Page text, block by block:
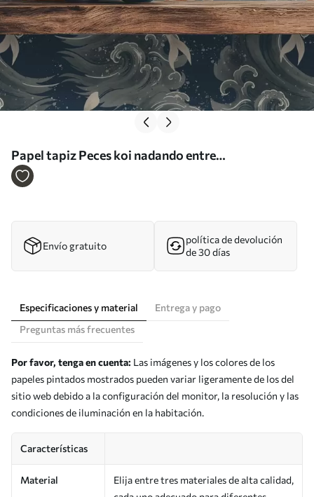
Papel tapiz Peces koi nadando entre
espectaculares olas oceánicas Nr. a01019
Envío gratuito
política de devolución
de 30 días
Especificaciones y material
Entrega y pago
Preguntas más frecuentes
Por favor, tenga en cuenta: Las imágenes y los colores de los
papeles pintados mostrados pueden variar ligeramente de los del
sitio web debido a la configuración del monitor, la resolución y las
condiciones de iluminación en la habitación.
Características
Material
Elija entre tres materiales de alta calidad,